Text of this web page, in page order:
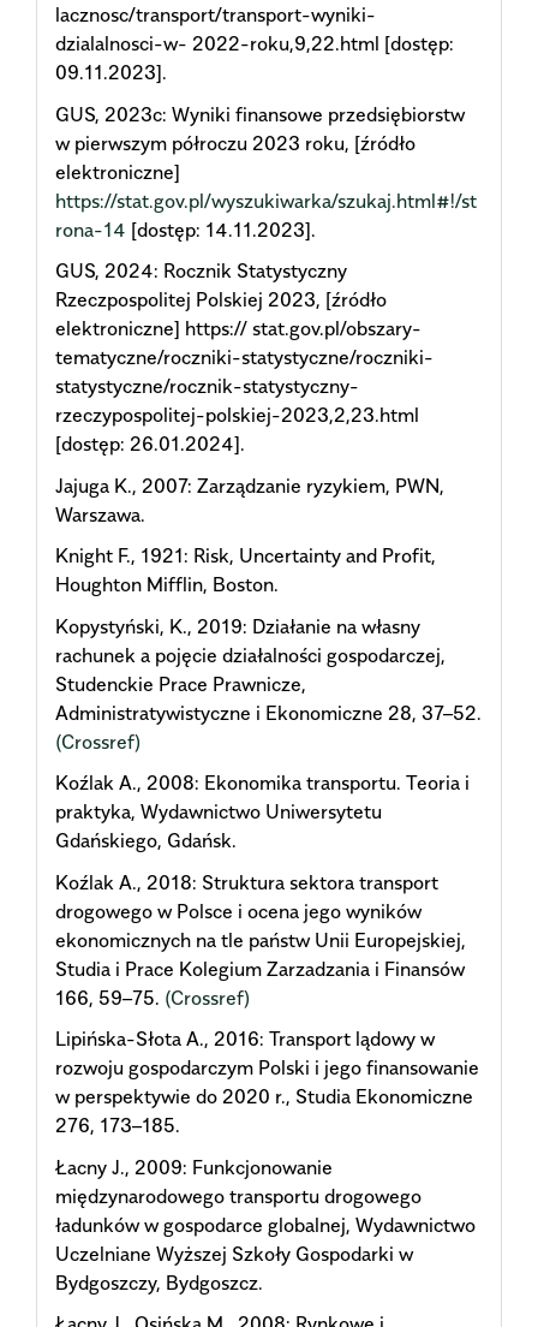
lacznosc/transport/transport-wyniki-
dzialalnosci-w- 2022-roku,9,22.html [dostęp:
09.11.2023].
GUS, 2023c: Wyniki finansowe przedsiębiorstw
w pierwszym półroczu 2023 roku, [źródło
elektroniczne]
https://stat.gov.pl/wyszukiwarka/szukaj.html#!/st
rona-14 [dostęp: 14.11.2023].
GUS, 2024: Rocznik Statystyczny
Rzeczpospolitej Polskiej 2023, [źródło
elektroniczne] https:// stat.gov.pl/obszary-
tematyczne/roczniki-statystyczne/roczniki-
statystyczne/rocznik-statystyczny-
rzeczypospolitej-polskiej-2023,2,23.html
[dostęp: 26.01.2024].
Jajuga K., 2007: Zarządzanie ryzykiem, PWN,
Warszawa.
Knight F., 1921: Risk, Uncertainty and Profit,
Houghton Mifflin, Boston.
Kopystyński, K., 2019: Działanie na własny
rachunek a pojęcie działalności gospodarczej,
Studenckie Prace Prawnicze,
Administratywistyczne i Ekonomiczne 28, 37–52.
(Crossref)
Koźlak A., 2008: Ekonomika transportu. Teoria i
praktyka, Wydawnictwo Uniwersytetu
Gdańskiego, Gdańsk.
Koźlak A., 2018: Struktura sektora transport
drogowego w Polsce i ocena jego wyników
ekonomicznych na tle państw Unii Europejskiej,
Studia i Prace Kolegium Zarzadzania i Finansów
166, 59–75. (Crossref)
Lipińska-Słota A., 2016: Transport lądowy w
rozwoju gospodarczym Polski i jego finansowanie
w perspektywie do 2020 r., Studia Ekonomiczne
276, 173–185.
Łacny J., 2009: Funkcjonowanie
międzynarodowego transportu drogowego
ładunków w gospodarce globalnej, Wydawnictwo
Uczelniane Wyższej Szkoły Gospodarki w
Bydgoszczy, Bydgoszcz.